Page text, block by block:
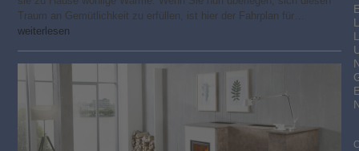
Traum an Gemütlichkeit zu erfüllen, ist hier der Fahrplan für…
weiterlesen
L
L